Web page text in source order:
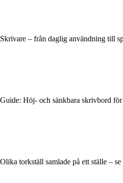
Skrivare – från daglig användning till
Guide: Höj- och sänkbara skrivbord
Olika torkställ samlade på ett ställe –